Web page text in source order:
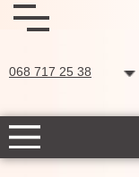
068 717 25 38